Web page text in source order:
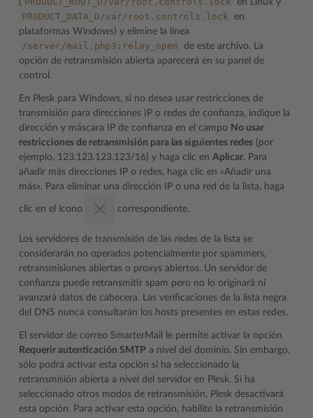
(
en Linux y
PRODUCT_DATA_D/var/root.controls.lock
en
plataformas Windows) y elimine la línea
/server/mail.php3:relay_open
de este archivo. La
opción de retransmisión abierta aparecerá en su panel de
control.
En Plesk para Windows, si no desea usar restricciones de
transmisión para direcciones IP o redes de confianza, indique la
dirección y máscara IP de confianza en el campo No usar
restricciones de retransmisión para las siguientes redes (por
ejemplo, 123.123.123.123/16) y haga clic en Aplicar. Para
añadir más direcciones IP o redes, haga clic en «Añadir una
más». Para eliminar una dirección IP o una red de la lista, haga
clic en el icono correspondiente.
Los servidores de transmisión de las redes de la lista se
considerarán no operados potencialmente por spammers,
retransmisiones abiertas o proxys abiertos. Un servidor de
confianza puede retransmitir spam pero no lo originará ni
avanzará datos de cabecera. Las verificaciones de la lista negra
del DNS nunca consultarán los hosts presentes en estas redes.
El servidor de correo SmarterMail le permite activar la opción
Requerir autenticación SMTP a nivel del dominio. Sin embargo,
sólo podrá activar esta opción si ha seleccionado la
retransmisión abierta a nivel del servidor en Plesk. Si ha
seleccionado otros modos de retransmisión, Plesk desactivará
esta opción. Para activar esta opción, habilite la retransmisión